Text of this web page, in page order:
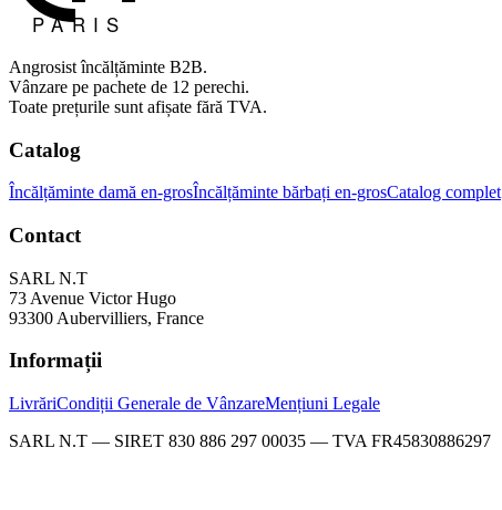
Angrosist încălțăminte B2B.
Vânzare pe pachete de 12 perechi.
Toate prețurile sunt afișate fără TVA.
Catalog
Încălțăminte damă en-grosÎncălțăminte bărbați en-grosCatalog complet
Contact
SARL N.T
73 Avenue Victor Hugo
93300 Aubervilliers, France
Informații
LivrăriCondiții Generale de VânzareMențiuni Legale
SARL N.T — SIRET 830 886 297 00035 — TVA FR45830886297